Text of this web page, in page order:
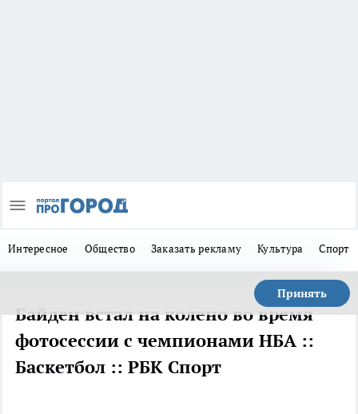
Интересное Общество Заказать рекламу Культура Спорт
Принять
Байден встал на колено во время
фотосессии с чемпионами НБА ::
Баскетбол :: РБК Спорт